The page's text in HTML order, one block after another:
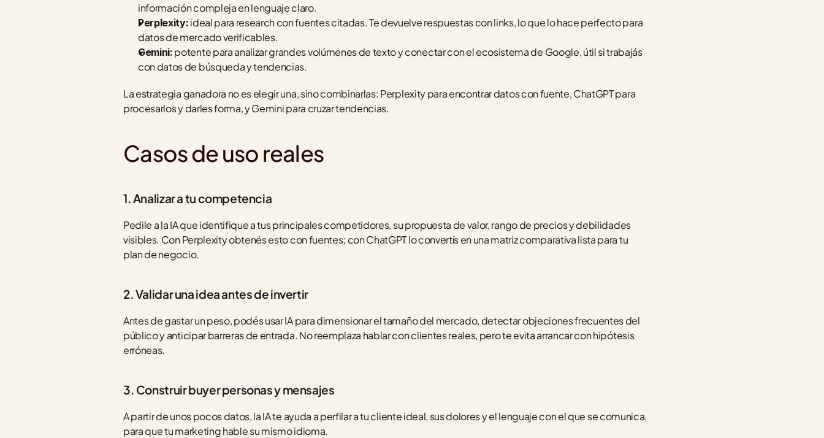
información compleja en lenguaje claro.
Perplexity: ideal para research con fuentes citadas. Te devuelve respuestas con links, lo que lo hace perfecto para
datos de mercado verificables.
Gemini: potente para analizar grandes volúmenes de texto y conectar con el ecosistema de Google, útil si trabajás
con datos de búsqueda y tendencias.
La estrategia ganadora no es elegir una, sino combinarlas: Perplexity para encontrar datos con fuente, ChatGPT para
procesarlos y darles forma, y Gemini para cruzar tendencias.
Casos de uso reales
1. Analizar a tu competencia
Pedile a la IA que identifique a tus principales competidores, su propuesta de valor, rango de precios y debilidades
visibles. Con Perplexity obtenés esto con fuentes; con ChatGPT lo convertís en una matriz comparativa lista para tu
plan de negocio.
2. Validar una idea antes de invertir
Antes de gastar un peso, podés usar IA para dimensionar el tamaño del mercado, detectar objeciones frecuentes del
público y anticipar barreras de entrada. No reemplaza hablar con clientes reales, pero te evita arrancar con hipótesis
erróneas.
3. Construir buyer personas y mensajes
A partir de unos pocos datos, la IA te ayuda a perfilar a tu cliente ideal, sus dolores y el lenguaje con el que se comunica,
para que tu marketing hable su mismo idioma.